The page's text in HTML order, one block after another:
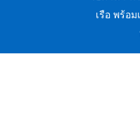
เรือ พร้อ